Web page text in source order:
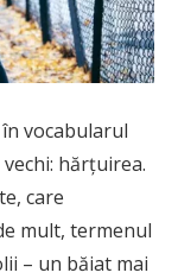
vocabularul
hărțuirea.
care
mult, termenul
– un băiat mai